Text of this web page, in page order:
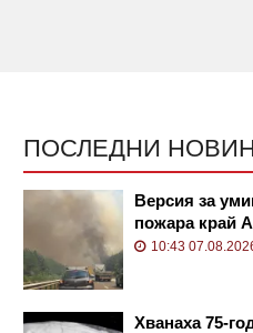
ПОСЛЕДНИ
Версия за
пожара край
10:43
Хванаха 75-